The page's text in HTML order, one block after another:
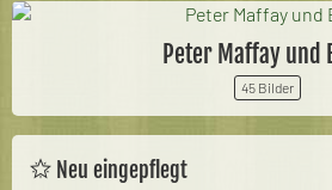
Peter Maffay und
45 Bilder
Neu eingepflegt